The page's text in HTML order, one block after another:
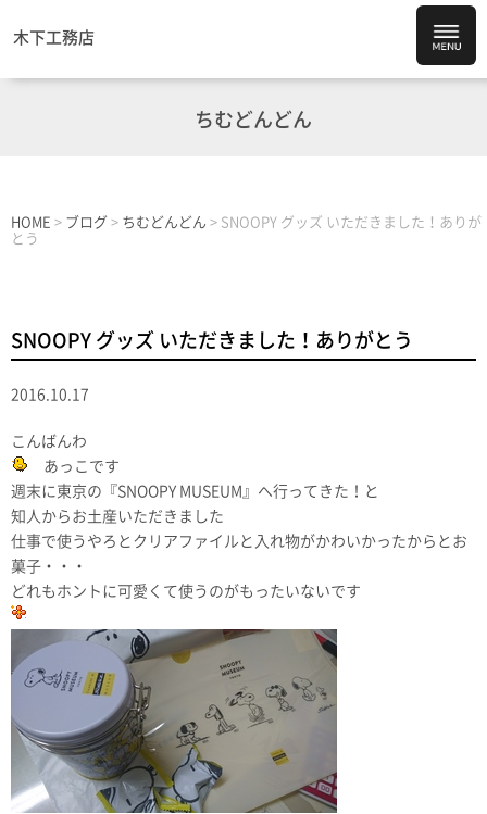
木下工務店
ちむどんどん
HOME > ブログ > ちむどんどん > SNOOPY グッズ いただきました！ありが
とう
SNOOPY グッズ いただきました！ありがとう
2016.10.17
こんばんわ
あっこです
週末に東京の『SNOOPY MUSEUM』へ行ってきた！と
知人からお土産いただきました
仕事で使うやろとクリアファイルと入れ物がかわいかったからとお
菓子・・・
どれもホントに可愛くて使うのがもったいないです